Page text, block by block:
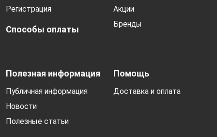
Регистрация
Способы оплаты
Акции
Бренды
Полезная информация
Публичная информация
Новости
Полезные статьи
Помощь
Доставка и оплата